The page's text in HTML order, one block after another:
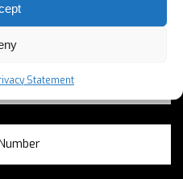
Statement